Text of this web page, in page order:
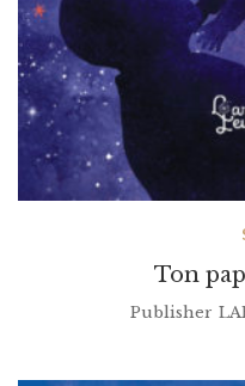
Ton
Publisher